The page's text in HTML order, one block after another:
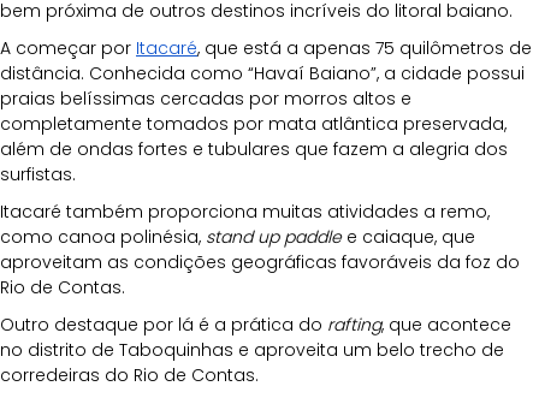
bem próxima de outros destinos incríveis do litoral baiano.
A começar por Itacaré, que está a apenas 75 quilômetros de
distância. Conhecida como “Havaí Baiano”, a cidade possui
praias belíssimas cercadas por morros altos e
completamente tomados por mata atlântica preservada,
além de ondas fortes e tubulares que fazem a alegria dos
surfistas.
Itacaré também proporciona muitas atividades a remo,
como canoa polinésia, stand up paddle e caiaque, que
aproveitam as condições geográficas favoráveis da foz do
Rio de Contas.
Outro destaque por lá é a prática do rafting, que acontece
no distrito de Taboquinhas e aproveita um belo trecho de
corredeiras do Rio de Contas.